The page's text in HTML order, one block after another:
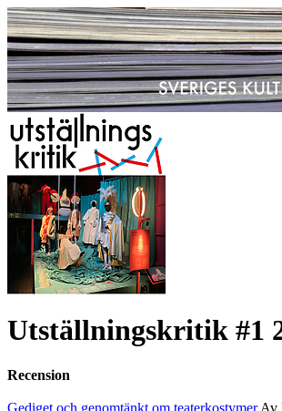
Utställningskritik #1
Recension
Gediget och genomtänkt om teaterkostymerAv